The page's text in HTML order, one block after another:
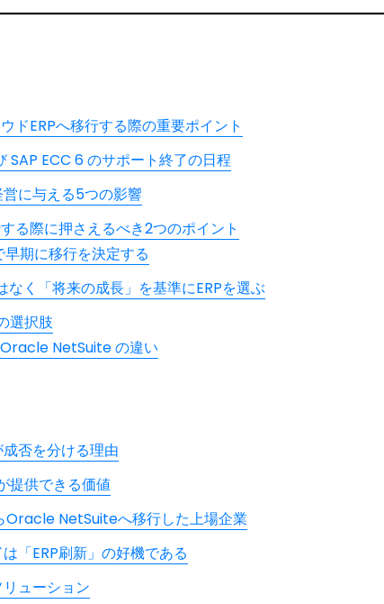
ドERPへ移行する際の重要ポイント
ECC 6 のサポート終了の日程
に与える5つの影響
る際に押さえるべき2つのポイント
早期に移行を決定する
なく「将来の成長」を基準にERPを選ぶ
選択肢
NetSuite の違い
否を分ける理由
供できる価値
Oracle NetSuiteへ移行した上場企業
「ERP刷新」の好機である
ューション